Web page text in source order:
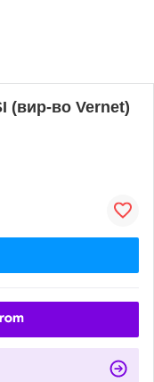
(вир-во Vernet)